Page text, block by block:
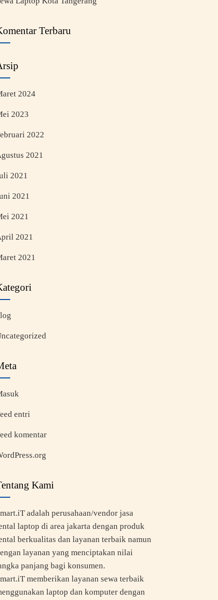
Terbaru
2024
2023
2022
2021
2021
2021
2021
2021
2021
entri
komentar
Kami
adalah perusahaan/vendor jasa
laptop di area jakarta dengan produk
berkualitas dan layanan terbaik namun
layanan yang menciptakan nilai
panjang bagi konsumen.
memberikan layanan sewa terbaik
laptop dan komputer dengan